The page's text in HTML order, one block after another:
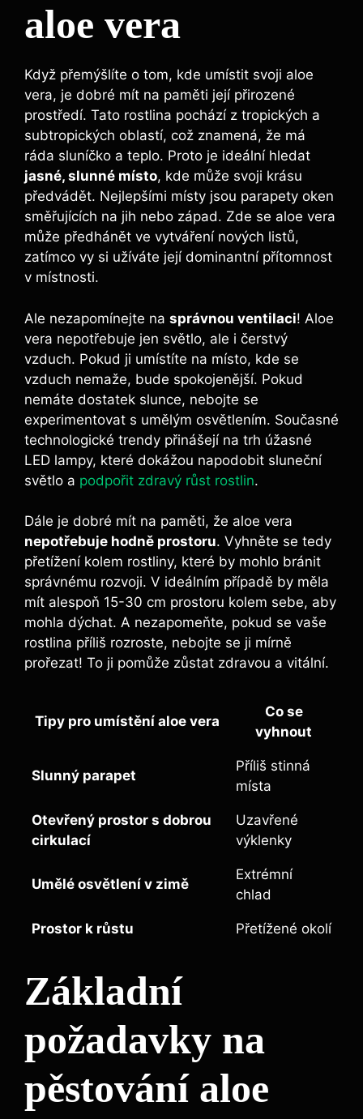
aloe vera
Když přemýšlíte o tom, kde umístit svoji aloe
vera, je dobré mít na paměti její přirozené
prostředí. Tato rostlina pochází z tropických a
subtropických oblastí, což znamená, že má
ráda sluníčko a teplo. Proto je ideální hledat
jasné, slunné místo, kde může svoji krásu
předvádět. Nejlepšími místy jsou parapety oken
směřujících na jih nebo západ. Zde se aloe vera
může předhánět ve vytváření nových listů,
zatímco vy si užíváte její dominantní přítomnost
v místnosti.
Ale nezapomínejte na správnou ventilaci! Aloe
vera nepotřebuje jen světlo, ale i čerstvý
vzduch. Pokud ji umístíte na místo, kde se
vzduch nemaže, bude spokojenější. Pokud
nemáte dostatek slunce, nebojte se
experimentovat s umělým osvětlením. Současné
technologické trendy přinášejí na trh úžasné
LED lampy, které dokážou napodobit sluneční
světlo a podpořit zdravý růst rostlin.
Dále je dobré mít na paměti, že aloe vera
nepotřebuje hodně prostoru. Vyhněte se tedy
přetížení kolem rostliny, které by mohlo bránit
správnému rozvoji. V ideálním případě by měla
mít alespoň 15-30 cm prostoru kolem sebe, aby
mohla dýchat. A nezapomeňte, pokud se vaše
rostlina příliš rozroste, nebojte se ji mírně
prořezat! To ji pomůže zůstat zdravou a vitální.
Tipy pro umístění aloe vera
Co se
vyhnout
Slunný parapet
Příliš stinná
místa
Otevřený prostor s dobrou
cirkulací
Uzavřené
výklenky
Umělé osvětlení v zimě
Extrémní
chlad
Prostor k růstu Přetížené okolí
Základní
požadavky na
pěstování aloe